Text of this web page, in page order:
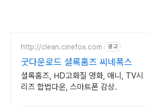
http://clean.cinefox.com 광고
굿다운로드 셜록홈즈 씨네폭스
셜록홈즈, HD고화질 영화, 애니, TV시
리즈 합법다운, 스마트폰 감상.